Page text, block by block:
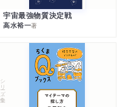
宇宙最強物質決定戦
高水裕一著
シリーズ・全集